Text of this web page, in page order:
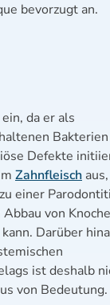
bevorzugt an.
da er als
Bakterien
Defekte
Zahnfleisch
einer
von
Darüber
ist deshalb
von Bedeutung.